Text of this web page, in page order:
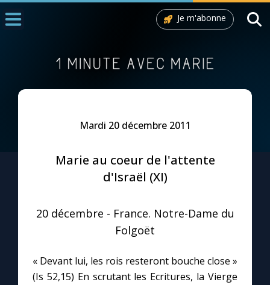
L'actualité de la semaine
La vidéo de la semaine
Je m'abonne
Mardi 20 décembre 2011
Marie au coeur de l'attente
d'Israël (XI)
20 décembre - France. Notre-Dame du
Folgoët
« Devant lui, les rois resteront bouche close »
(Is 52,15) En scrutant les Ecritures, la Vierge